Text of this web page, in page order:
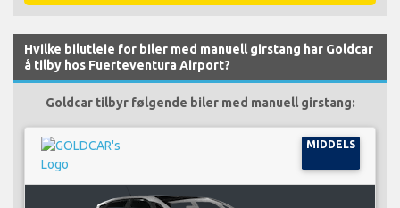
Hvilke bilutleie for biler med manuell girstang har Goldcar
å tilby hos Fuerteventura Airport?
Goldcar tilbyr følgende biler med manuell girstang:
MIDDELS